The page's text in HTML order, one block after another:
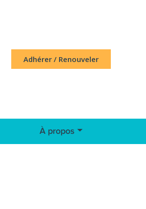
Adhérer / Renouveler
À propos